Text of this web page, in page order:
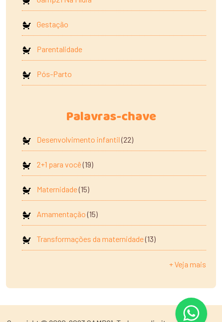
Gestação
Parentalidade
Pós-Parto
Palavras-chave
Desenvolvimento infantil(22)
2+1 para você(19)
Maternidade(15)
Amamentação(15)
Transformações da maternidade(13)
+ Veja mais